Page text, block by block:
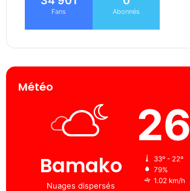
Fans Abonnés
Météo
Bamako
Nuages ​​dispersés
26
33º - 22º
79%
1.02 km/h